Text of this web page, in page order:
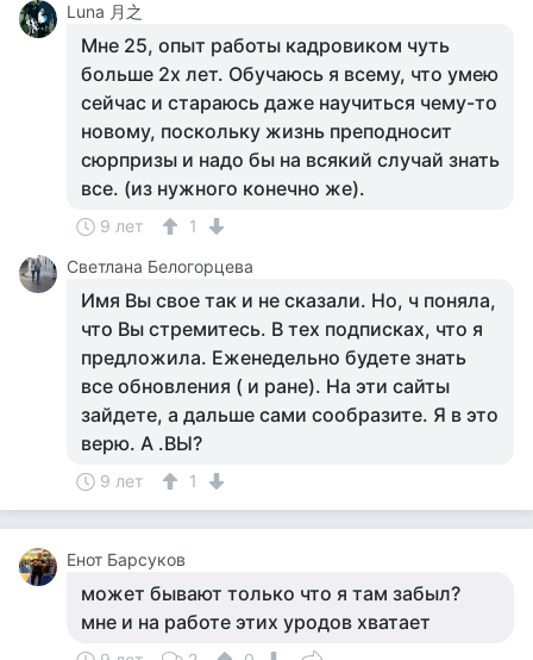
Luna 月之
Мне 25, опыт работы кадровиком чуть
больше 2х лет. Обучаюсь я всему, что умею
сейчас и стараюсь даже научиться чему-то
новому, поскольку жизнь преподносит
сюрпризы и надо бы на всякий случай знать
все. (из нужного конечно же).
9 лет
1
Светлана Белогорцева
Имя Вы свое так и не сказали. Но, ч поняла,
что Вы стремитесь. В тех подписках, что я
предложила. Еженедельно будете знать
все обновления ( и ране). На эти сайты
зайдете, а дальше сами сообразите. Я в это
верю. А .ВЫ?
9 лет 1
Енот Барсуков
может бывают только что я там забыл?
мне и на работе этих уродов хватает